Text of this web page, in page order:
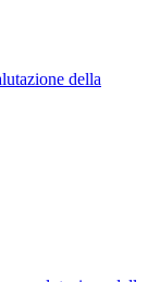
della